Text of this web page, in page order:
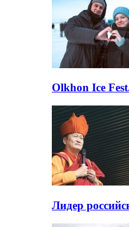
Olkhon Ice
Лидер